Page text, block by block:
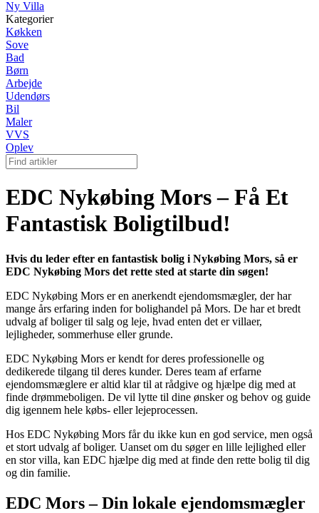
Ny Villa
Kategorier
Køkken
Sove
Bad
Børn
Arbejde
Udendørs
Bil
Maler
VVS
Oplev
EDC Nykøbing Mors – Få Et
Fantastisk Boligtilbud!
Hvis du leder efter en fantastisk bolig i Nykøbing Mors, så er
EDC Nykøbing Mors det rette sted at starte din søgen!
EDC Nykøbing Mors er en anerkendt ejendomsmægler, der har
mange års erfaring inden for bolighandel på Mors. De har et bredt
udvalg af boliger til salg og leje, hvad enten det er villaer,
lejligheder, sommerhuse eller grunde.
EDC Nykøbing Mors er kendt for deres professionelle og
dedikerede tilgang til deres kunder. Deres team af erfarne
ejendomsmæglere er altid klar til at rådgive og hjælpe dig med at
finde drømmeboligen. De vil lytte til dine ønsker og behov og guide
dig igennem hele købs- eller lejeprocessen.
Hos EDC Nykøbing Mors får du ikke kun en god service, men også
et stort udvalg af boliger. Uanset om du søger en lille lejlighed eller
en stor villa, kan EDC hjælpe dig med at finde den rette bolig til dig
og din familie.
EDC Mors – Din lokale ejendomsmægler